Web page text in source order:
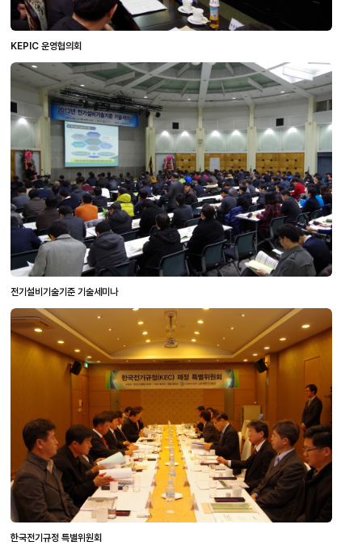
KEPIC 운영협의회
전기설비기술기준 기술세미나
한국전기규정 특별위원회